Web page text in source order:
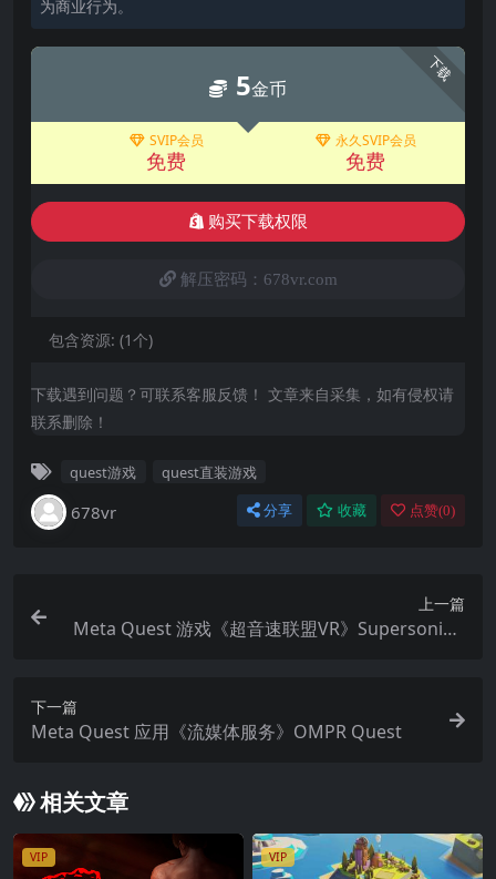
为商业行为。
下载
5金币
SVIP会员
免费
永久SVIP会员
免费
购买下载权限
解压密码：678vr.com
包含资源: (1个)
下载遇到问题？可联系客服反馈！ 文章来自采集，如有侵权请
联系删除！
quest游戏 quest直装游戏
678vr 分享 收藏 点赞(0)
上一篇
Meta Quest 游戏《超音速联盟VR》Supersonic L
下一篇
Meta Quest 应用《流媒体服务》OMPR Quest
相关文章
VIP VIP